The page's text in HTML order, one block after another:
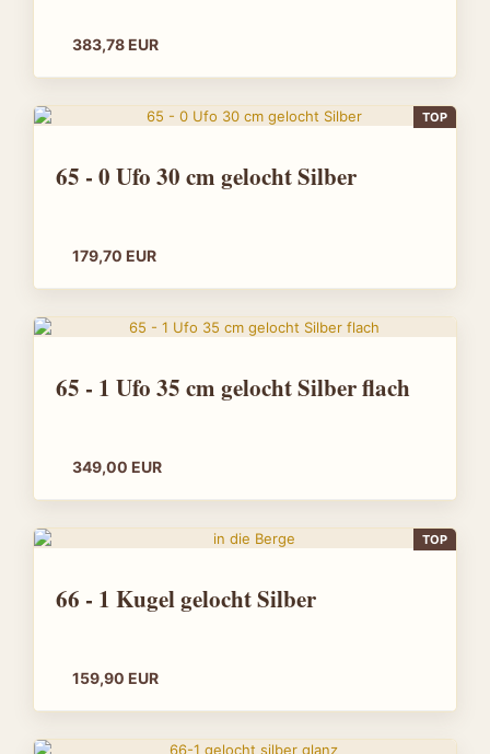
383,78 EUR
TOP
65 - 0 Ufo 30 cm gelocht Silber
179,70 EUR
65 - 1 Ufo 35 cm gelocht Silber flach
349,00 EUR
TOP
66 - 1 Kugel gelocht Silber
159,90 EUR